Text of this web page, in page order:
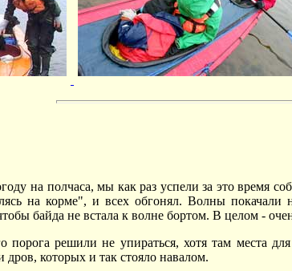
на полчаса, мы как раз успели за это время
на корме", и всех обгонял. Волны
байда не встала к волне бортом. В целом -
решили не упираться, хотя там места
которых и так стояло навалом.